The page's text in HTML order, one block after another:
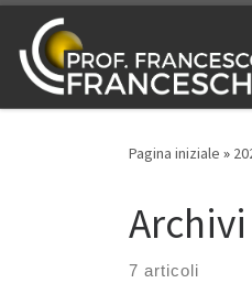
Passa al contenuto
Pagina iniziale »
7 articoli